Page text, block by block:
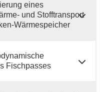
eines
und Stofftransport
Wärmespeicher
Fischpasses